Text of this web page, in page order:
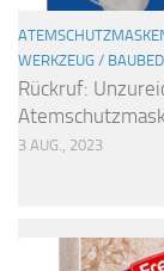
WERKZEUG /
Rückruf:
3 AUG., 2023